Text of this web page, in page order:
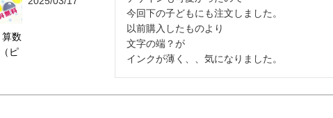
数
ピ
今回下の子どもにも注文しました。
以前購入したものより
文字の端？が
インクが薄く、、気になりました。